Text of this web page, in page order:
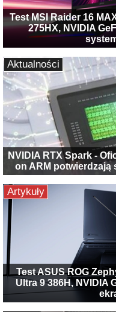
Test MSI Raider 16
275HX, NVIDIA
NVIDIA RTX Spark -
on ARM potwierdzają
Aktualności
Test ASUS ROG
Ultra 9 386H, NVIDIA
Artykuły